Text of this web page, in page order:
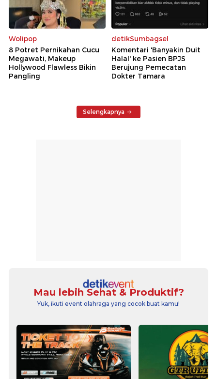
Wolipop
8 Potret Pernikahan Cucu
Megawati, Makeup
Hollywood Flawless Bikin
Pangling
detikSumbagsel
Komentari 'Banyakin Duit
Halal' ke Pasien BPJS
Berujung Pemecatan
Dokter Tamara
Selengkapnya
Mau lebih Sehat & Produktif?
Yuk, ikuti event olahraga yang cocok buat kamu!